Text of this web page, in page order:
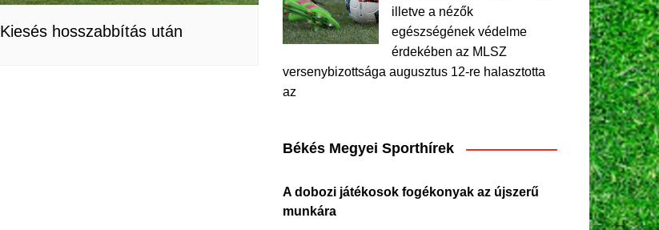
Kiesés hosszabbítás után
illetve a nézők
egészségének védelme
érdekében az MLSZ
versenybizottsága augusztus 12-re halasztotta
az
Békés Megyei Sporthírek
A dobozi játékosok fogékonyak az újszerű
munkára